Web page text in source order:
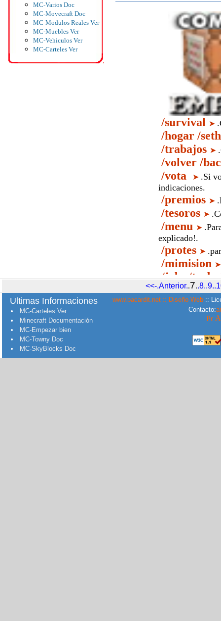
MC-Varios Doc
MC-Movecraft Doc
MC-Modulos Reales Ver
MC-Muebles Ver
MC-Vehiculos Ver
MC-Carteles Ver
<<-.Anterior..7..8..9.
Ultimas Informaciones
MC-Carteles Ver
Minecraft Documentación
MC-Empezar bien
MC-Towny Doc
MC-SkyBlocks Doc
www.bacardit.net :: Diseño Web::
Contacto: